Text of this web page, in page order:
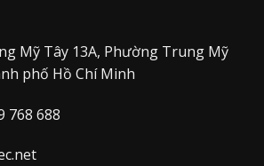
Mỹ Tây 13A, Phường Trung Mỹ
phố Hồ Chí Minh
768 688